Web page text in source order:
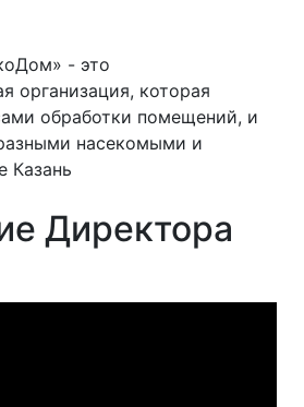
- это
организация, которая
обработки помещений, и
насекомыми и
Казань
Директора